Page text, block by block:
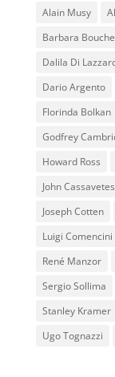
Alain Musy
Barbara
Dalila Di
Dario Argento
Florinda Bolkan
Godfrey
Howard Ross
John Cassavetes
Joseph Cotten
Luigi Comencini
René Manzor
Sergio Sollima
Stanley Kramer
Ugo Tognazzi